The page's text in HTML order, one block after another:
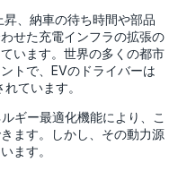
、納車の待ち時間や部品
せた充電インフラの拡張の
います。世界の多くの都市
トで、EVのドライバーは
ています。
ギー最適化機能により、こ
ます。しかし、その動力源
ます。